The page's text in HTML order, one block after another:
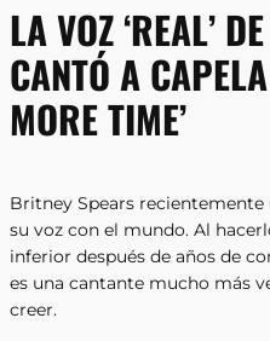
LA VOZ ‘REAL’
CANTÓ A
MORE TIME’
Britney Spears
su voz con el mundo. Al
inferior después de años de
es una cantante mucho más
creer.